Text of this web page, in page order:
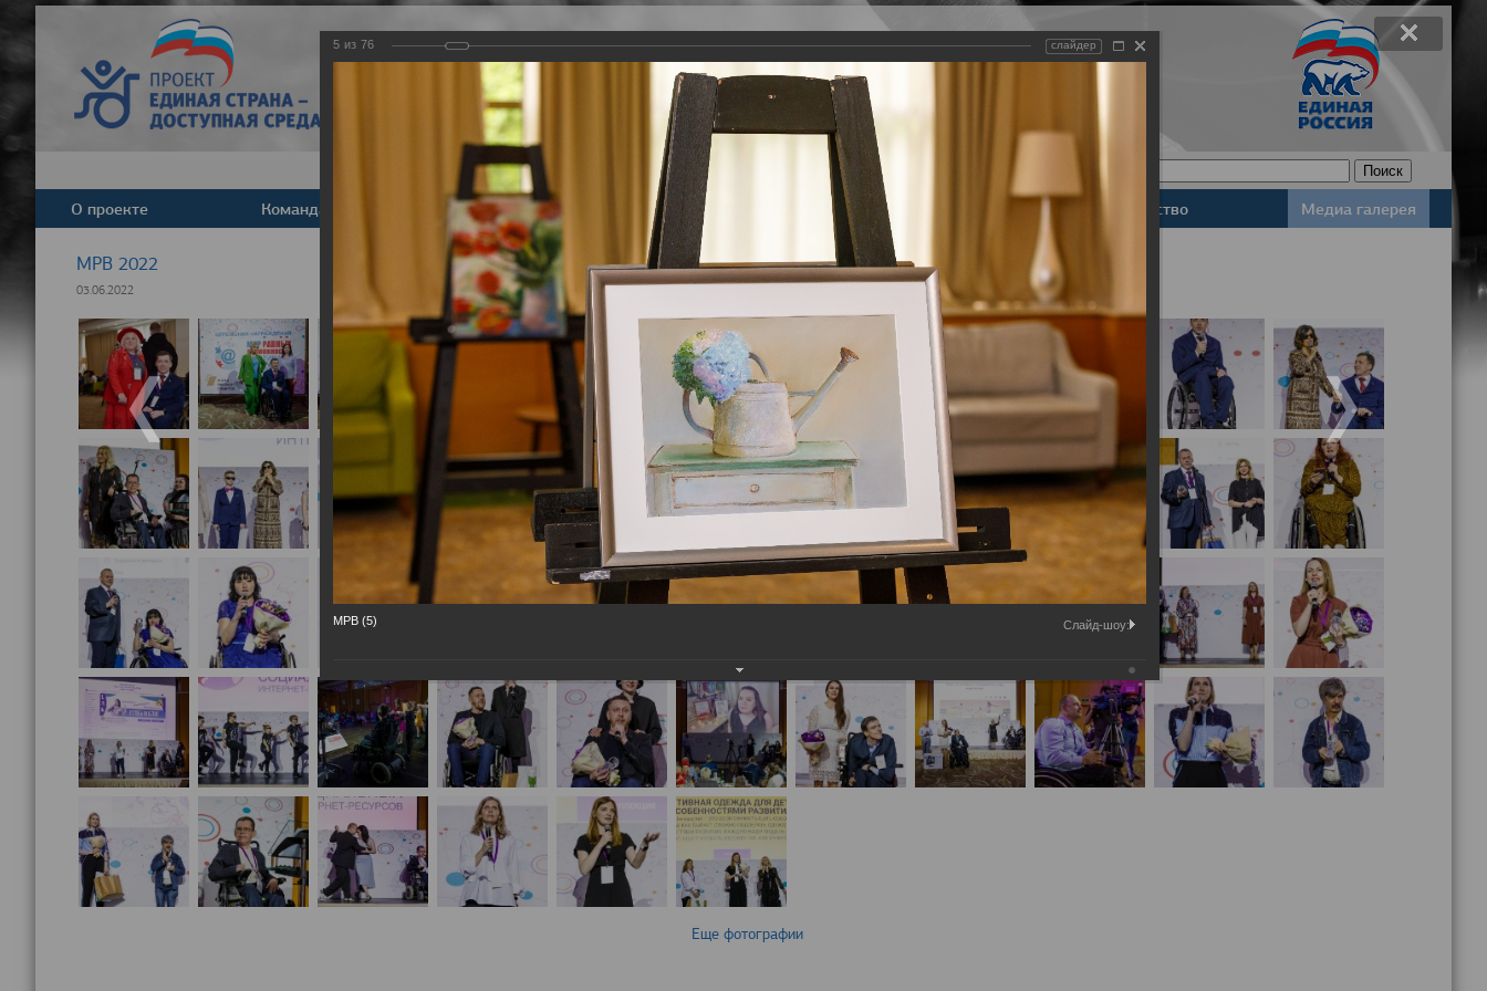
Задать вопрос
Версия для слабовидящих
О проекте Команда Новости Деятельность Базы данных Законодательство Медиа галерея
МРВ 2022
03.06.2022
Еще фотографии
5 из 76 слайдер
МРВ (5) Слайд-шоу: